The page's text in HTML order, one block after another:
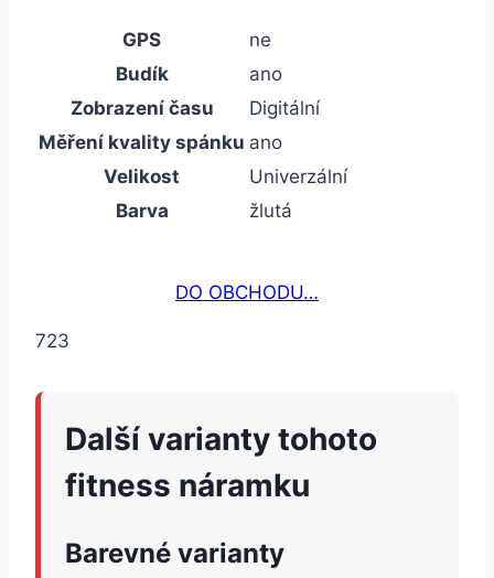
GPS
ne
Budík
ano
Zobrazení času
Digitální
Měření kvality spánku ano
Velikost
Univerzální
Barva
žlutá
DO OBCHODU…
723
Další varianty tohoto
fitness náramku
Barevné varianty